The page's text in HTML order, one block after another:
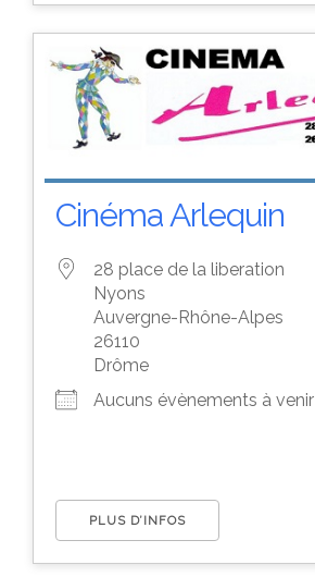
Cinéma Arlequin
28 place de la liberation
Nyons
Auvergne-Rhône-Alpes
26110
Drôme
Aucuns évènements à venir
PLUS D’INFOS